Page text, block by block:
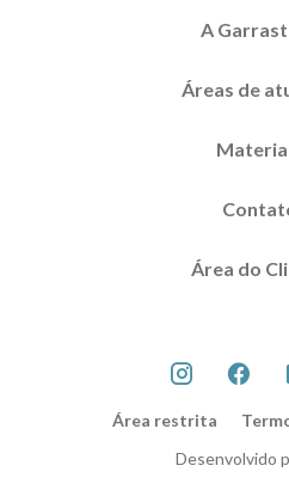
A
Áreas de
Área do
Área restrita
Desenvolvido